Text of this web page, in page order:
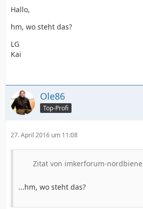
Hallo,
hm, wo steht das?
LG
Kai
Ole86
Top-Profi
27. April 2016 um 11:08
Zitat von imkerforum-nordbiene
...hm, wo steht das?